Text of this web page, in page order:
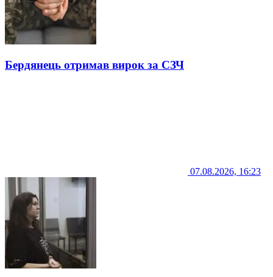
Бердянець отримав вирок за СЗЧ
07.08.2026, 16:23